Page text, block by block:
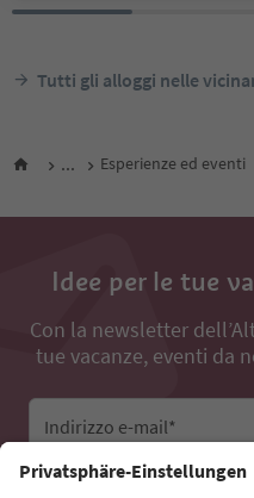
Tutti gli alloggi nelle
... Esperienze ed eventi
Idee per le tue
Con la newsletter
tue vacanze, eventi da
Indirizzo e-mail*